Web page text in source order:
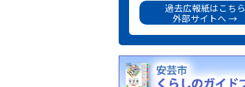
過去広報紙はこちら
外部サイトへ →